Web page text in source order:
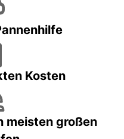
Kosten
meisten großen